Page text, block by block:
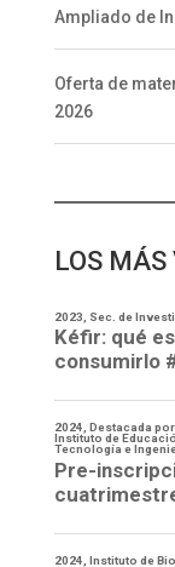
Ampliado de
Oferta de
2026
LOS MÁS